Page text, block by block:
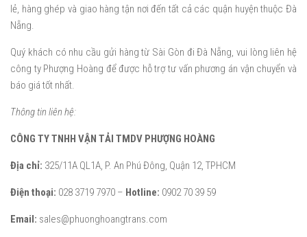
lẻ, hàng ghép và giao hàng tận nơi đến tất cả các quận huyện thuộc Đà
Nẵng.
Quý khách có nhu cầu gửi hàng từ Sài Gòn đi Đà Nẵng, vui lòng liên hệ
công ty Phượng Hoàng để được hỗ trợ tư vấn phương án vận chuyển và
báo giá tốt nhất.
Thông tin liên hệ:
CÔNG TY TNHH VẬN TẢI TMDV PHƯỢNG HOÀNG
Địa chỉ: 325/11A QL1A, P. An Phú Đông, Quận 12, TPHCM
Điện thoại: 028 3719 7970 – Hotline: 0902 70 39 59
Email: sales@phuonghoangtrans.com